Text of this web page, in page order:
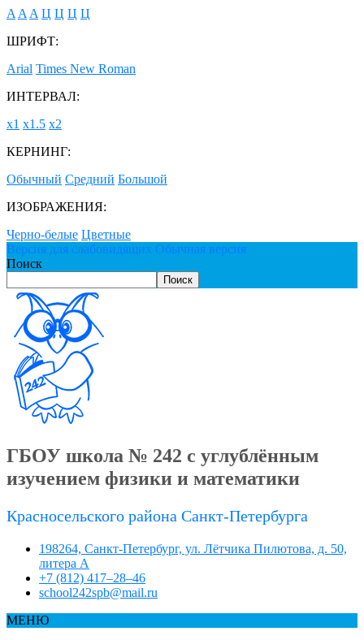
A A A Ц Ц Ц Ц
ШРИФТ:
Arial Times New Roman
ИНТЕРВАЛ:
х1 х1.5 х2
КЕРНИНГ:
Обычный Средний Большой
ИЗОБРАЖЕНИЯ:
Черно-белые Цветные
Версия для слабовидящих Обычная версия
Поиск
Поиск
ГБОУ школа № 242 с углублённым
изучением физики и математики
Красносельского района Санкт-Петербурга
198264, Санкт-Петербург, ул. Лётчика Пилютова, д. 50,
литера А
+7 (812) 417–28–46
school242spb@mail.ru
МЕНЮ